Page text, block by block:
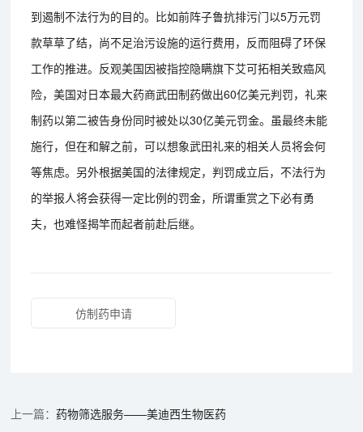
到遏制不法行为的目的。比如前阵子鲁抗排污门以5万元罚
款草草了结，尚不足治污设施的运行费用，反而阻碍了环保
工作的推进。反观美国因被指控隐瞒旗下艾可拓相关致癌风
险，美国对日本最大药商武田制药做出60亿美元判罚，礼来
制药以第二被告身份同时被处以30亿美元罚金。虽最终未能
施行，但在和解之前，可以想象武田礼来的相关人员将会何
等焦虑。另外根据美国的法律规定，判罚成立后，不法行为
的举报人将会获得一定比例的罚金，所谓重赏之下必有勇
夫，也难怪揭竿而起者前赴后继。
仿制药申请
药物筛选服务——美迪西生物医药